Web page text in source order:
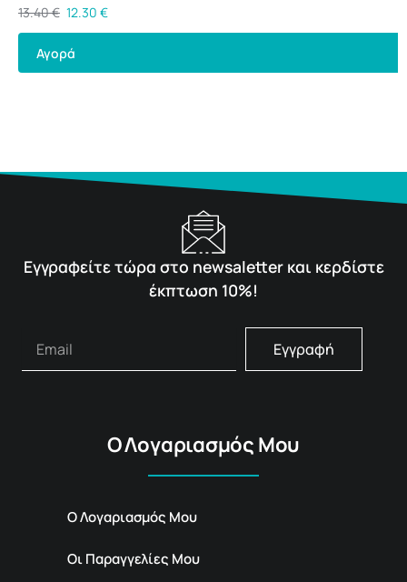
13.40€ 12.30 €
Αγορά
Εγγραφείτε τώρα στο newsaletter και κερδίστε
έκπτωση 10%!
Εγγραφή
Ο Λογαριασμός Μου
Ο Λογαριασμός Μου
Οι Παραγγελίες Μου